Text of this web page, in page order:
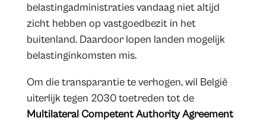
belastingadministraties vandaag niet altijd
zicht hebben op vastgoedbezit in het
buitenland. Daardoor lopen landen mogelijk
belastinginkomsten mis.
Om die transparantie te verhogen, wil België
uiterlijk tegen 2030 toetreden tot de
Multilateral Competent Authority Agreement